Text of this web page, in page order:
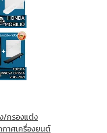
/กรองแต่ง
กาศเครื่องยนต์